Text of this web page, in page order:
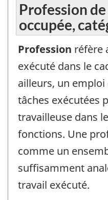
Profession
occupée,
Profession réfère
exécuté dans le
ailleurs, un
tâches exécutées
travailleuse dans
fonctions. Une
comme un
suffisamment
travail exécuté.